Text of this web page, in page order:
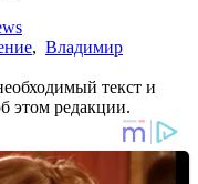
, Владимир
текст и
этом редакции.